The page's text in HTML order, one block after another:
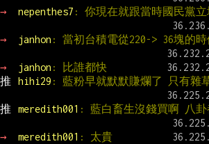
→ nepenthes7 : 你現在就跟當時國民黨立
→ janhon : 當初台積電從220-> 36塊的
→ janhon : 比誰都快
推
hihi29 : 藍粉早就默默賺爛了 只有雜
推 meredith001 : 藍白畜生沒錢買啊 八卦
→ meredith001 : 太貴